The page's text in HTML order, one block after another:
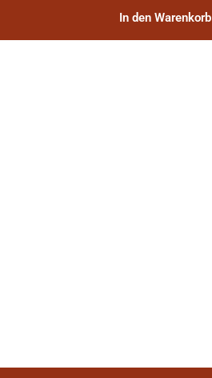
In den Warenkorb